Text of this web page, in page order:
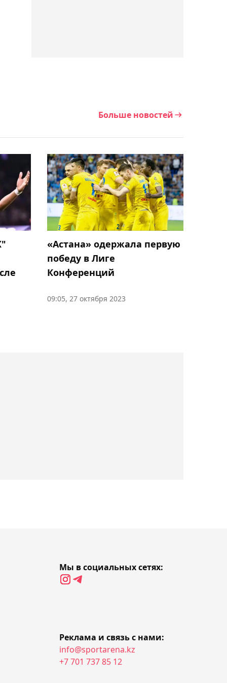
антидопинговых правил
"Тараз" проиграл
"Жайыку" в матче Первой
лиги
19:52, 07 августа 2026
Владимир Слишкович
столичный "Женис"
19:28, 07 августа 2026
обратились к Касым-
19:10, 07 августа 2026
в полуфинал турнира в
Испании
назвал Джона ван ’т
Шкипа "бюджетным
Больше новостей
«Астана» одержала первую
победу в Лиге
Конференций
09:05, 27 октября 2023
Мы в социальных сетях:
Реклама и связь с нами:
info@sportarena.kz
+7 701 737 85 12